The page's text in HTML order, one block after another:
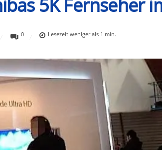
5K Fernseher
0 Lesezeitweniger als 1 min.